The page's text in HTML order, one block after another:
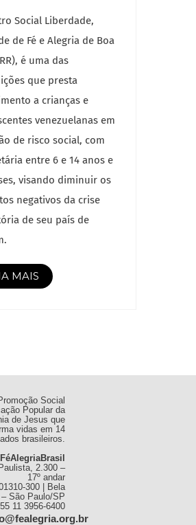
Social Liberdade,
de Fé e Alegria de Boa
é uma das
que presta
a crianças e
venezuelanas em
de risco social, com
entre 6 e 14 anos e
visando diminuir os
negativos da crise
de seu país de
MAIS
Social
Popular da
de Jesus que
vidas em 14
brasileiros.
2.300 –
17º andar
300 | Bela
São Paulo/SP
11 3956-6400